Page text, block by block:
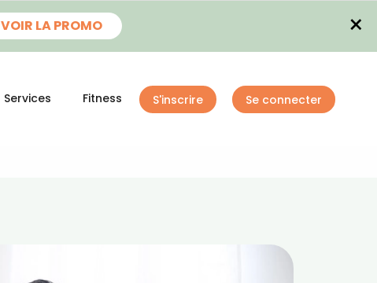
VOIR LA PROMO ×
Services Fitness S'inscrire Se connecter